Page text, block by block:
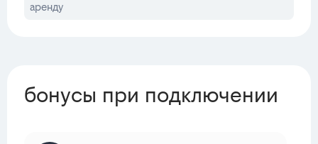
аренду
бонусы при подключении